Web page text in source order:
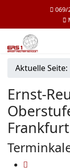
069/
Aktuelle Seite:
Ernst-